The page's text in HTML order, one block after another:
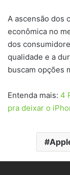
A ascensão dos
econômica no
dos
qualidade e a
buscam opções
Entenda mais: 4
pra deixar o